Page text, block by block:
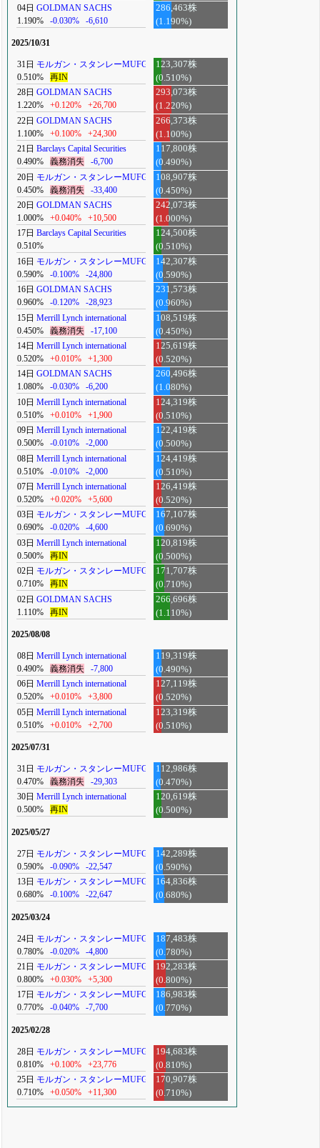
04日 GOLDMAN SACHS
1.190%
-0.030% -6,610
286,463株
(1.190%)
2025/10/31
31日 モルガン・スタンレーMUFG
0.510%
再IN
123,307株
(0.510%)
28日 GOLDMAN SACHS
1.220%
+0.120% +26,700
293,073株
(1.220%)
22日 GOLDMAN SACHS
1.100%
+0.100% +24,300
266,373株
(1.100%)
21日 Barclays Capital Securities
0.490%
義務消失 -6,700
117,800株
(0.490%)
20日 モルガン・スタンレーMUFG
0.450%
義務消失 -33,400
108,907株
(0.450%)
20日 GOLDMAN SACHS
1.000%
+0.040% +10,500
242,073株
(1.000%)
17日 Barclays Capital Securities
0.510%
124,500株
(0.510%)
16日 モルガン・スタンレーMUFG
0.590%
-0.100% -24,800
142,307株
(0.590%)
16日 GOLDMAN SACHS
0.960%
-0.120% -28,923
231,573株
(0.960%)
15日 Merrill Lynch international
0.450%
義務消失 -17,100
108,519株
(0.450%)
14日 Merrill Lynch international
0.520%
+0.010% +1,300
125,619株
(0.520%)
14日 GOLDMAN SACHS
1.080%
-0.030% -6,200
260,496株
(1.080%)
10日 Merrill Lynch international
0.510%
+0.010% +1,900
124,319株
(0.510%)
09日 Merrill Lynch international
0.500%
-0.010% -2,000
122,419株
(0.500%)
08日 Merrill Lynch international
0.510%
-0.010% -2,000
124,419株
(0.510%)
07日 Merrill Lynch international
0.520%
+0.020% +5,600
126,419株
(0.520%)
03日 モルガン・スタンレーMUFG
0.690%
-0.020% -4,600
167,107株
(0.690%)
03日 Merrill Lynch international
0.500%
再IN
120,819株
(0.500%)
02日 モルガン・スタンレーMUFG
0.710%
再IN
171,707株
(0.710%)
02日 GOLDMAN SACHS
1.110%
再IN
266,696株
(1.110%)
2025/08/08
08日 Merrill Lynch international
0.490%
義務消失 -7,800
119,319株
(0.490%)
06日 Merrill Lynch international
0.520%
+0.010% +3,800
127,119株
(0.520%)
05日 Merrill Lynch international
0.510%
+0.010% +2,700
123,319株
(0.510%)
2025/07/31
31日 モルガン・スタンレーMUFG
0.470%
義務消失 -29,303
112,986株
(0.470%)
30日 Merrill Lynch international
0.500%
再IN
120,619株
(0.500%)
2025/05/27
27日 モルガン・スタンレーMUFG
0.590%
-0.090% -22,547
142,289株
(0.590%)
13日 モルガン・スタンレーMUFG
0.680%
-0.100% -22,647
164,836株
(0.680%)
2025/03/24
24日 モルガン・スタンレーMUFG
0.780%
-0.020% -4,800
187,483株
(0.780%)
21日 モルガン・スタンレーMUFG
0.800%
+0.030% +5,300
192,283株
(0.800%)
17日 モルガン・スタンレーMUFG
0.770%
-0.040% -7,700
186,983株
(0.770%)
2025/02/28
28日 モルガン・スタンレーMUFG
0.810%
+0.100% +23,776
194,683株
(0.810%)
25日 モルガン・スタンレーMUFG
0.710%
+0.050% +11,300
170,907株
(0.710%)